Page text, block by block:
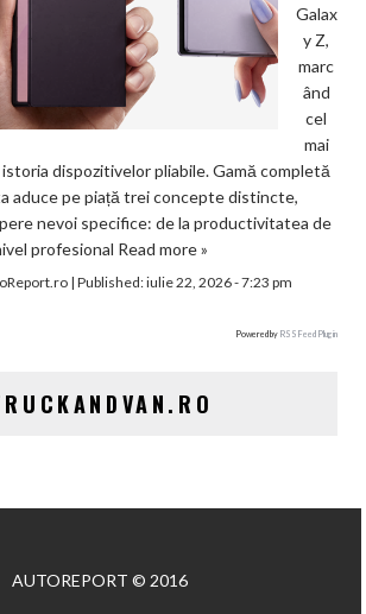
Galax
y Z,
marc
ând
cel
mai
dispozitivelor pliabile. Gamă completă
aduce pe piață trei concepte distincte,
nevoi specifice: de la productivitatea de
profesional Read more »
| Published:iulie 22, 2026 - 7:23 pm
Powered by RSS Feed Plugin
AUTOREPORT © 2016